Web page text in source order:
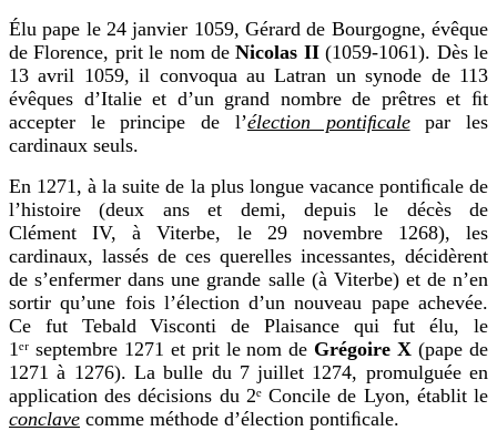
Élu pape le 24 janvier 1059, Gérard de Bourgogne, évêque
de Florence, prit le nom deNicolas II(1059-1061). Dès le
13 avril 1059, il convoqua au Latran un synode de 113
évêques d’Italie et d’un grand nombre de prêtres et ﬁt
accepter le principe de l’élection pontiﬁcalepar les
cardinaux seuls.
En 1271, à la suite de la plus longue vacance pontiﬁcale de
l’histoire (deux ans et demi, depuis le décès de
Clément IV, à Viterbe, le 29 novembre 1268), les
cardinaux, lassés de ces querelles incessantes, décidèrent
de s’enfermer dans une grande salle (à Viterbe) et de n’en
sortir qu’une fois l’élection d’un nouveau pape achevée.
Ce fut Tebald Visconti de Plaisance qui fut élu, le
1ᵉʳ septembre 1271 et prit le nom de Grégoire X(pape de
1271 à 1276). La bulle du 7 juillet 1274, promulguée en
application des décisions du 2ᵉ Concile de Lyon, établit le
conclave comme méthode d’élection pontiﬁcale.